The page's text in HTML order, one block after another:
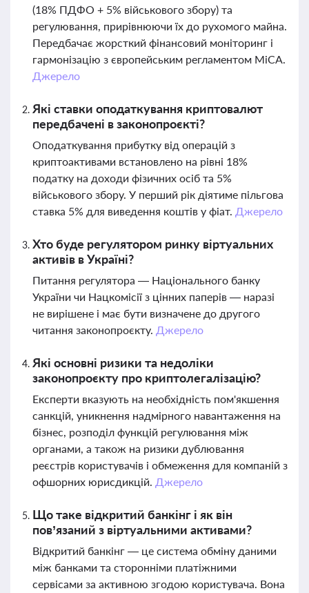
(18% ПДФО + 5% військового збору) та
регулювання, прирівнюючи їх до рухомого майна.
Передбачає жорсткий фінансовий моніторинг і
гармонізацію з європейським регламентом MiCA.
Джерело
Які ставки оподаткування криптовалют
передбачені в законопроєкті?
Оподаткування прибутку від операцій з
криптоактивами встановлено на рівні 18%
податку на доходи фізичних осіб та 5%
військового збору. У перший рік діятиме пільгова
ставка 5% для виведення коштів у фіат. Джерело
Хто буде регулятором ринку віртуальних
активів в Україні?
Питання регулятора — Національного банку
України чи Нацкомісії з цінних паперів — наразі
не вирішене і має бути визначене до другого
читання законопроєкту. Джерело
Які основні ризики та недоліки
законопроєкту про криптолегалізацію?
Експерти вказують на необхідність пом'якшення
санкцій, уникнення надмірного навантаження на
бізнес, розподіл функцій регулювання між
органами, а також на ризики дублювання
реєстрів користувачів і обмеження для компаній з
офшорних юрисдикцій. Джерело
Що таке відкритий банкінг і як він
пов’язаний з віртуальними активами?
Відкритий банкінг — це система обміну даними
між банками та сторонніми платіжними
сервісами за активною згодою користувача. Вона